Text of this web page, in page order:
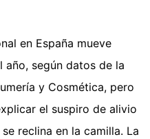
en España mueve
año, según datos de la
y Cosmética, pero
el suspiro de alivio
reclina en la camilla. La